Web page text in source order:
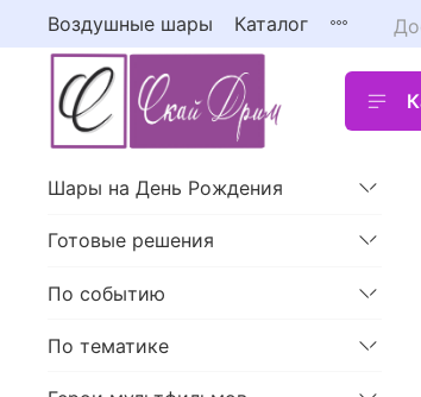
Воздушные шары Каталог
Шары на День Рождения
Готовые решения
По событию
По тематике